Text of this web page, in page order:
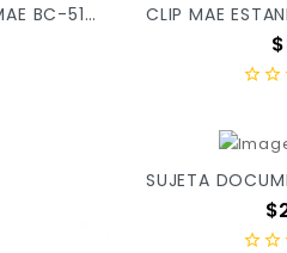
SUJETA DOCUMENTOS MAE BC-51 C/12 X/48